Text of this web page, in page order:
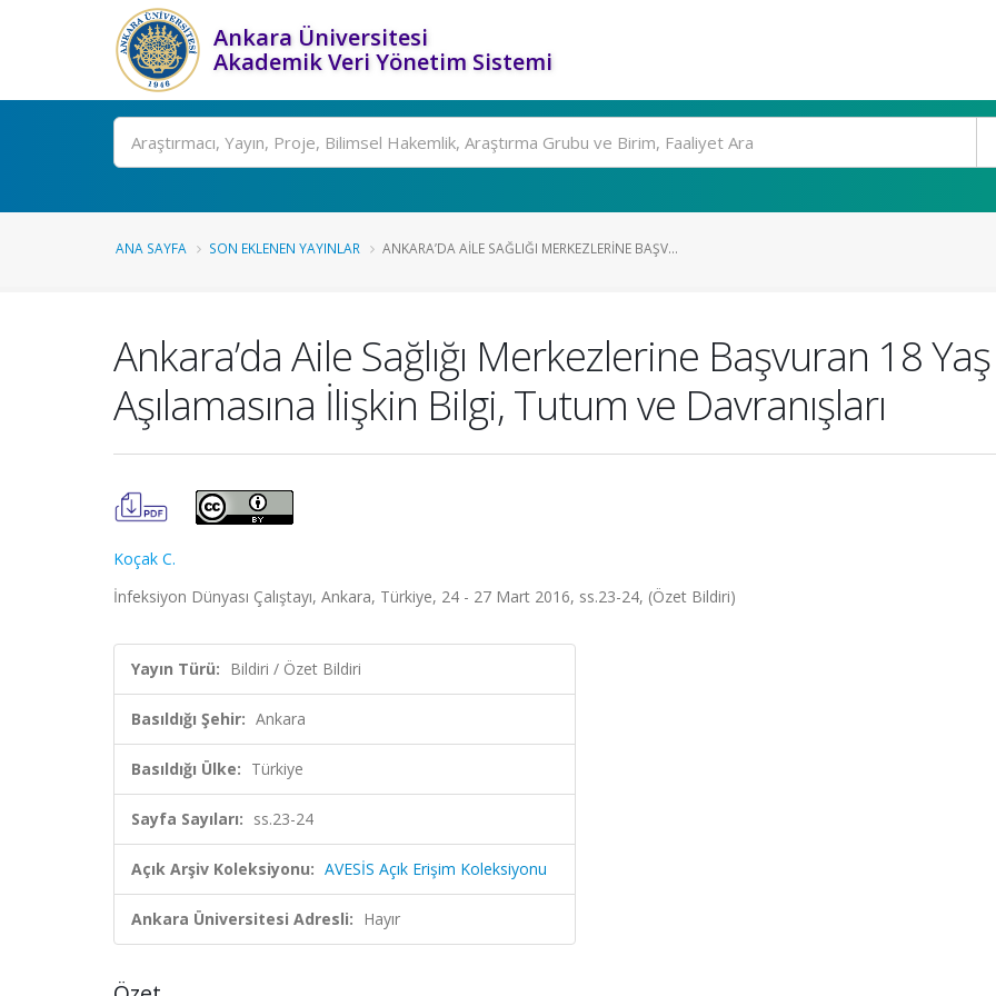
Ankara Üniversitesi
Akademik Veri Yönetim Sistemi
Ara
ANA SAYFA SON EKLENEN YAYINLAR ANKARA’DA AILE SAĞLIĞI MERKEZLERINE BAŞV...
Ankara’da Aile Sağlığı Merkezlerine Başvuran 18
Aşılamasına İlişkin Bilgi, Tutum ve Davranışları
Koçak C.
İnfeksiyon Dünyası Çalıştayı, Ankara, Türkiye, 24 - 27 Mart 2016, ss.23-24, (Özet Bildiri)
Yayın Türü: Bildiri / Özet Bildiri
Basıldığı Şehir: Ankara
Basıldığı Ülke: Türkiye
Sayfa Sayıları: ss.23-24
Açık Arşiv Koleksiyonu: AVESİS Açık Erişim Koleksiyonu
Ankara Üniversitesi Adresli: Hayır